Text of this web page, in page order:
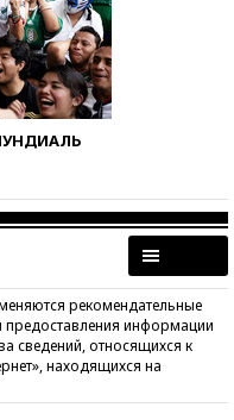
рекомендательные
предоставления информации
сведений, относящихся к
находящихся на